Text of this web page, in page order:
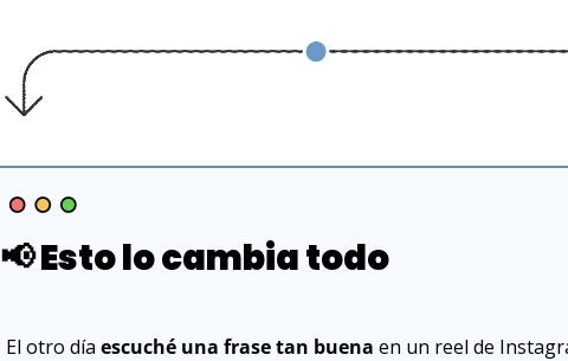
📢 Esto lo cambia todo
El otro día escuché una frase tan buena en un reel de